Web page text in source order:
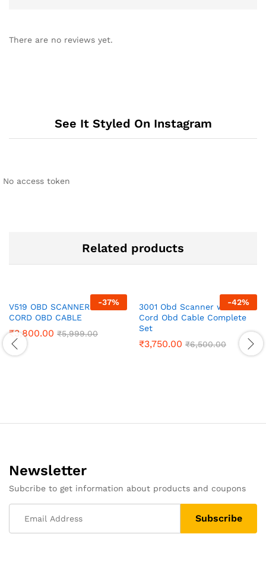
There are no reviews yet.
See It Styled On Instagram
No access token
Related products
-37%
V519 OBD SCANNER + 11
CORD OBD CABLE
₹3,800.00 ₹5,999.00
-42%
3001 Obd Scanner w/t 11
Cord Obd Cable Complete
Set
₹3,750.00 ₹6,500.00
Newsletter
Subcribe to get information about products and coupons